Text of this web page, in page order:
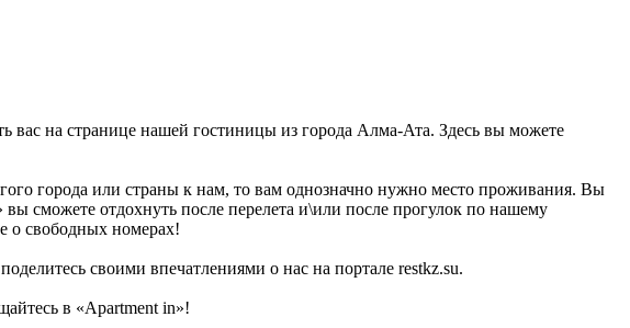
вас на странице нашей гостиницы из города Алма-Ата. Здесь вы можете
города или страны к нам, то вам однозначно нужно место проживания. Вы
сможете отдохнуть после перелета и\или после прогулок по нашему
о свободных номерах!
своими впечатлениями о нас на портале restkz.su.
в «Apartment in»!